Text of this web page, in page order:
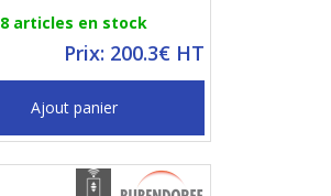
8 articles en stock
Prix: 200.3€ HT
Ajout panier